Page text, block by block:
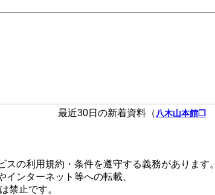
最近30日の新着資料（八木山本館❐
の利用規約・条件を遵守する義務があります。
ンターネット等への転載、
禁止です。